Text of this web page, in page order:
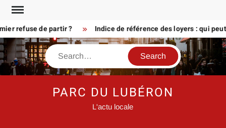
Skip
content
refuse de partir ? Indice de référence des loyers : qui
Search
PARC DU LUBÉRON
L'actu locale